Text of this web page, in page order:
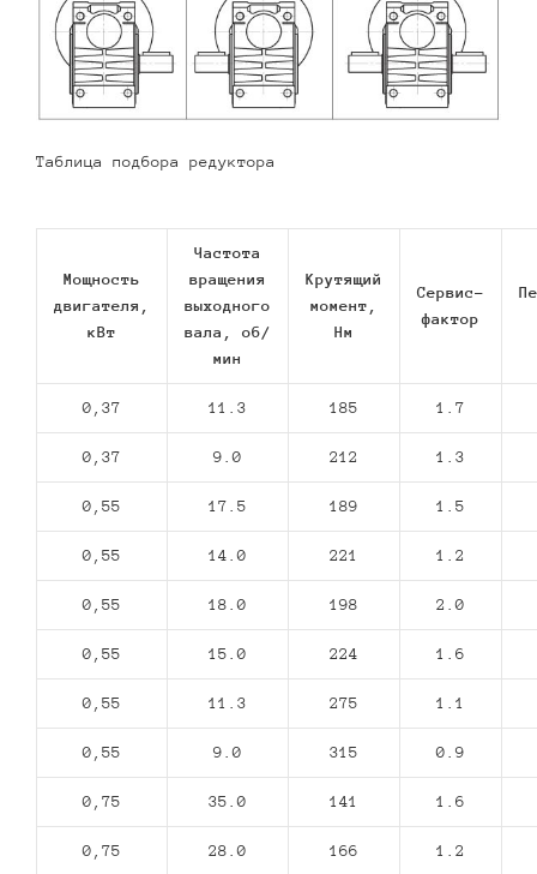
Таблица подбора редуктора
Мощность
двигателя,
кВт
Частота
вращения
выходного
вала, об/
мин
Крутящий
момент,
Нм
Сервис-
фактор
0,37 11.3 185 1.7
0,37 9.0 212 1.3
0,55 17.5 189 1.5
0,55 14.0 221 1.2
0,55 18.0 198 2.0
0,55 15.0 224 1.6
0,55 11.3 275 1.1
0,55 9.0 315 0.9
0,75 35.0 141 1.6
0,75 28.0 166 1.2